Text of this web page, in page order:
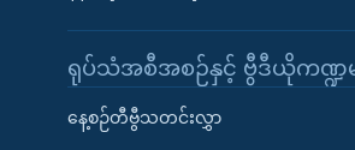
ရုပ်သံအစီအစဉ်နှင့် ဗွီဒီယိုကဏ္ဍမ
နေ့စဉ်တီဗွီသတင်းလွှာ